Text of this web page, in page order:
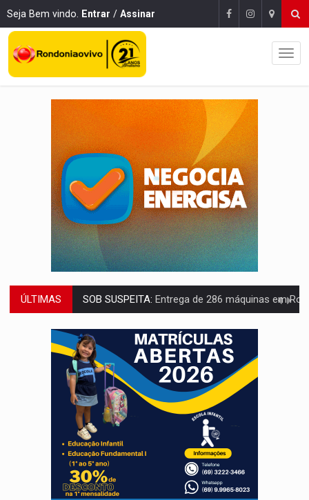
Seja Bem vindo. Entrar / Assinar
ÚLTIMAS ARTIGO:Reter até 50% no distrato imobiliário é legal, mas não pode
DO HOSPITAL AO CAMPO:Veja as mais de 200 ações de Marcos
EXPANSÃO:Grupo Nova Era amplia presença em PVH e transforma Aramix
ROTA GLOBAL:PCC amplia presença internacional e transforma Brasil em
CONEXÃO RONDONIAOVIVO:Museólogo Antônio Ocampo conduz a história de
EXTENSÃO DE DANOS: Ferroviários pedem ao Iphan recuperação de área
VARIANDO O CARDÁPIO:Veja essa receita de carne assada para o
PREJUÍZO AOS ESTUDANTES:Greve dos professores em PVH é